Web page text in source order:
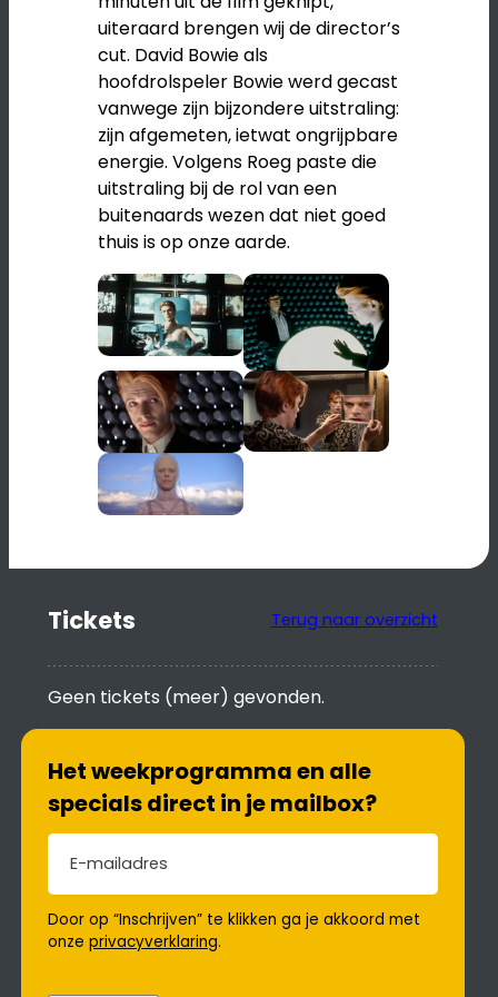
uiteraard brengen wij de director’s
cut. David Bowie als
hoofdrolspeler Bowie werd gecast
vanwege zijn bijzondere uitstraling:
zijn afgemeten, ietwat ongrijpbare
energie. Volgens Roeg paste die
uitstraling bij de rol van een
buitenaards wezen dat niet goed
thuis is op onze aarde.
Tickets Terug naar overzicht
Geen tickets (meer) gevonden.
Het weekprogramma en alle
specials direct in je mailbox?
E-mailadres
Door op “Inschrijven” te klikken ga je akkoord met
onzeprivacyverklaring.